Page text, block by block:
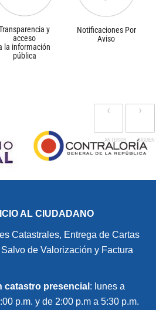
y
acceso
la información
pública
Notificaciones Por
Aviso
‹ ›
AL CIUDADANO
Catastrales, Entrega de Cartas
de Valorización y Factura
catastro presencial : lunes a
p.m. y de 2:00 p.m a 5:30 p.m.